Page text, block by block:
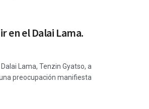
en el Dalai Lama.
Lama, Tenzin Gyatso, a
preocupación manifiesta